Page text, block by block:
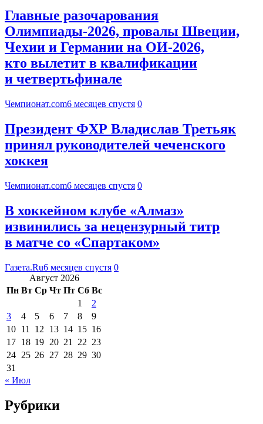
Главные разочарования
Олимпиады-2026, провалы Швеции,
Чехии и Германии на ОИ-2026,
кто вылетит в квалификации
и четвертьфинале
Чемпионат.com6 месяцев спустя 0
Президент ФХР Владислав Третьяк
принял руководителей чеченского
хоккея
Чемпионат.com6 месяцев спустя 0
В хоккейном клубе «Алмаз»
извинились за нецензурный титр
в матче со «Спартаком»
Газета.Ru6 месяцев спустя 0
Август 2026
Пн Вт Ср Чт Пт Сб Вс
1
2
3
4 5 6 7 8
9
10 11 12 13 14 15 16
17 18 19 20 21 22 23
24 25 26 27 28 29 30
31
« Июл
Рубрики